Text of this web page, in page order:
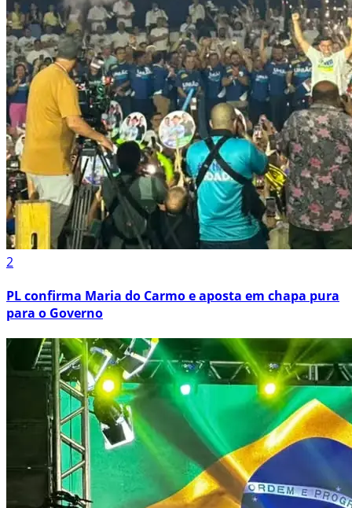
2
PL confirma Maria do Carmo e aposta em chapa pura
para o Governo